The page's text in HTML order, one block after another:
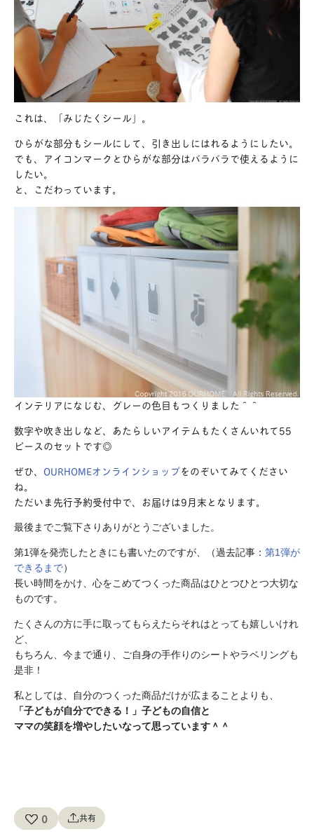
これは、「みじたくシール」。
ひらがな部分もシールにして、引き出しにはれるようにしたい。
でも、アイコンマークとひらがな部分はバラバラで使えるように
したい。
と、こだわっています。
インテリアになじむ、グレーの色目もつくりました＾＾
数字や吹き出しなど、あたらしいアイテムもたくさんいれて55
ピースのセットです◎
ぜひ、 OURHOMEオンラインショップをのぞいてみてください
ね。
ただいま先行予約受付中で、お届けは9月末となります。
最後までご覧下さりありがとうございました。
第1弾を発売したときにも書いたのですが、（過去記事： 第1弾が
できるまで）
長い時間をかけ、心をこめてつくった商品はひとつひとつ大切な
ものです。
たくさんの方に手に取ってもらえたらそれはとっても嬉しいけれ
ど、
もちろん、今まで通り、ご自身の手作りのシートやラベリングも
是非！
私としては、自分のつくった商品だけが広まることよりも、
「子どもが自分でできる！」子どもの自信と
ママの笑顔を増やしたいなって思っています＾＾
0 共有